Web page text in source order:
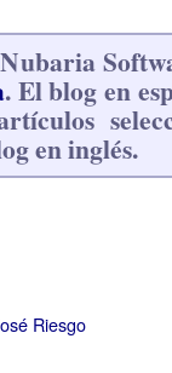
. El blog en
en inglés.
Riesgo